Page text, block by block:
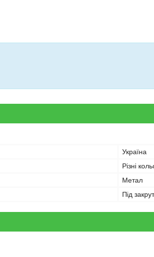
Україна
Різні
Метал
Під